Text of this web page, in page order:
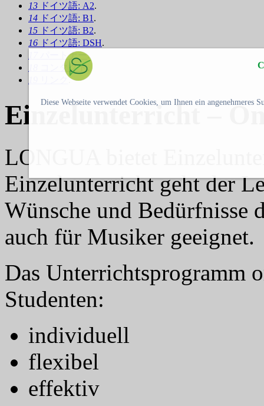
13 ドイツ語: A2.
14 ドイツ語: B1 .
15 ドイツ語: B2.
16 ドイツ語: DSH.
パートナー.
コンタクト.
リンク.
Diese Webseite verwendet Cookies, um Ihnen ein angenehmeres
Einzelunterricht –
LONGUA bietet
Einzelunterricht geht der
Wünsche und Bedürfnisse
auch für Musiker geeignet.
Das Unterrichtsprogramm
Studenten:
individuell
flexibel
effektiv